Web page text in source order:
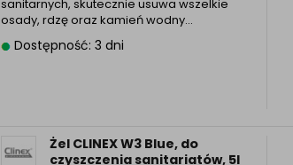
sanitarnych, skutecznie usuwa wszelkie
osady, rdzę oraz kamień wodny…
Dostępność: 3 dni
Żel CLINEX W3 Blue, do
czyszczenia sanitariatów, 5l